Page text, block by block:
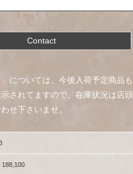
Contact
」については、今後入荷予定商品も
されてますので、在庫状況は店頭
せ下さいませ。
188,100